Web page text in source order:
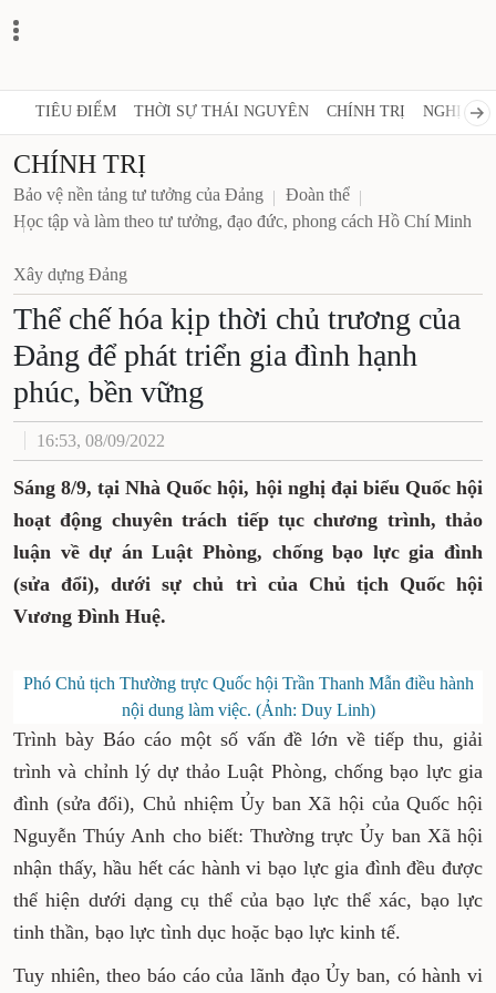
TIÊU ĐIỂM THỜI SỰ THÁI NGUYÊN CHÍNH TRỊ NGHỊ
CHÍNH TRỊ
Bảo vệ nền tảng tư tưởng của Đảng
Đoàn thể
Học tập và làm theo tư tưởng, đạo đức, phong cách Hồ Chí Minh
Xây dựng Đảng
Thể chế hóa kịp thời chủ trương của
Đảng để phát triển gia đình hạnh
phúc, bền vững
16:53, 08/09/2022
Sáng 8/9, tại Nhà Quốc hội, hội nghị đại biểu Quốc hội
hoạt động chuyên trách tiếp tục chương trình, thảo
luận về dự án Luật Phòng, chống bạo lực gia đình
(sửa đổi), dưới sự chủ trì của Chủ tịch Quốc hội
Vương Đình Huệ.
Phó Chủ tịch Thường trực Quốc hội Trần Thanh Mẫn điều hành
nội dung làm việc. (Ảnh: Duy Linh)
Trình bày Báo cáo một số vấn đề lớn về tiếp thu, giải
trình và chỉnh lý dự thảo Luật Phòng, chống bạo lực gia
đình (sửa đổi), Chủ nhiệm Ủy ban Xã hội của Quốc hội
Nguyễn Thúy Anh cho biết: Thường trực Ủy ban Xã hội
nhận thấy, hầu hết các hành vi bạo lực gia đình đều được
thể hiện dưới dạng cụ thể của bạo lực thể xác, bạo lực
tinh thần, bạo lực tình dục hoặc bạo lực kinh tế.
Tuy nhiên, theo báo cáo của lãnh đạo Ủy ban, có hành vi